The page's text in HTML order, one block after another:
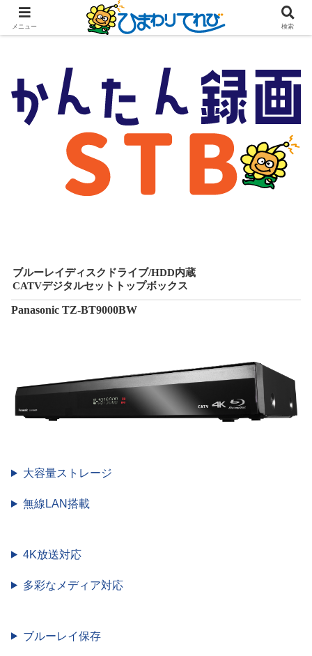
ブルーレイディスクドライブ/HDD内蔵
CATVデジタルセットトップボックス
Panasonic TZ-BT9000BW
大容量ストレージ
無線LAN搭載
4K放送対応
多彩なメディア対応
ブルーレイ保存
メニュー 検索